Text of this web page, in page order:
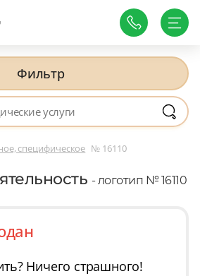
Фильтр
специфическое № 16110
- логотип № 16110
Ничего страшного!